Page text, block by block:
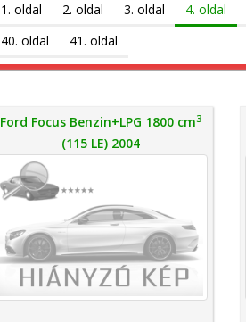
1. oldal 2. oldal 3. oldal 4. oldal
40. oldal
41. oldal
Ford Focus Benzin+LPG 1800 cm3
(115 LE) 2004